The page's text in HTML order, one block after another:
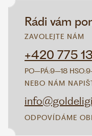
Rádi vám
ZAVOLEJTE NÁM
+420 775
PO–PÁ:9–18 HSO:
NEBO NÁM
ODPOVÍDÁME